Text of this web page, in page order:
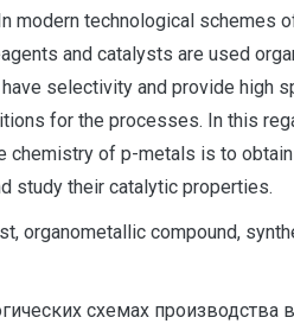
modern technological schemes
and catalysts are used
selectivity and provide high
for the processes. In this
chemistry of p-metals is to
study their catalytic properties.
organometallic compound,
схемах производства